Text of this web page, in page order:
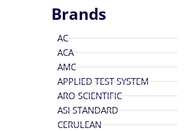
Brands
AC
ACA
AMC
APPLIED TEST SYSTEM
ARO SCIENTIFIC
ASI STANDARD
CERULEAN